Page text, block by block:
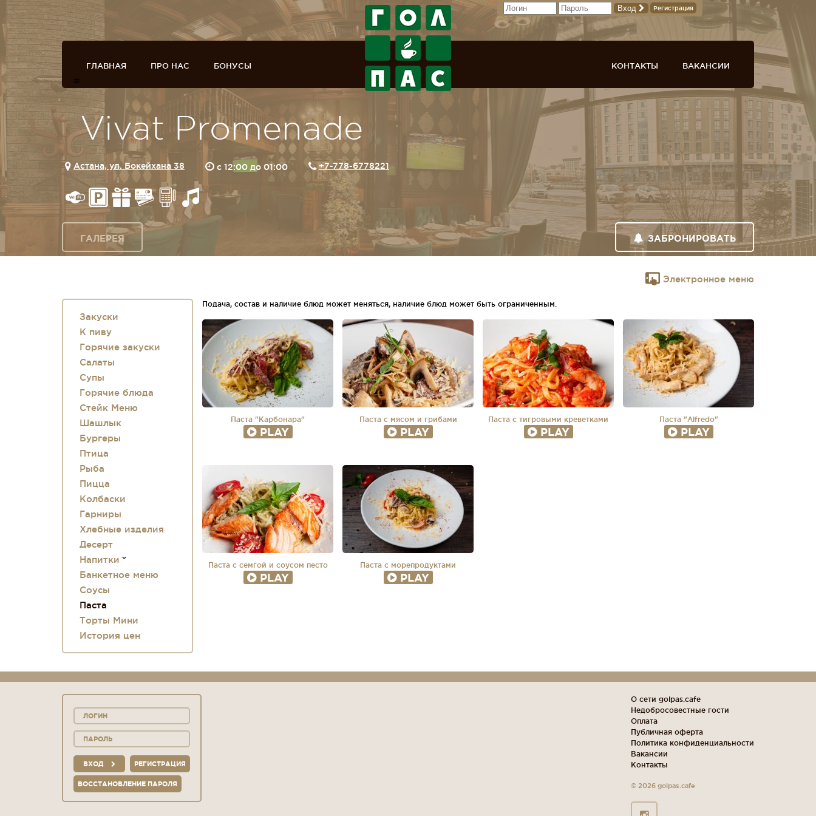
Вход Регистрация
ГЛАВНАЯ ПРО НАС БОНУСЫ ВАКАНСИИ
КОНТАКТЫ
Vivat Promenade
Астана, ул. Бокейхана 38 c 12:00 до 01:00 +7-778-6778221
ГАЛЕРЕЯ ЗАБРОНИРОВАТЬ
Электронное меню
Закуски
К пиву
Горячие закуски
Салаты
Супы
Горячие блюда
Стейк Меню
Шашлык
Бургеры
Птица
Рыба
Пицца
Колбаски
Гарниры
Хлебные изделия
Десерт
Напитки
Банкетное меню
Соусы
Паста
Торты Мини
История цен
Подача, состав и наличие блюд может меняться, наличие блюд может быть ограниченным.
Паста "Карбонара"
PLAY
Паста с мясом и грибами
PLAY
Паста с тигровыми креветками
PLAY
Паста "Alfredo"
PLAY
Паста с семгой и соусом песто
PLAY
Паста с морепродуктами
PLAY
ВХОД РЕГИСТРАЦИЯ
ВОССТАНОВЛЕНИЕ ПАРОЛЯ
О сети golpas.cafe
Недобросовестные гости
Оплата
Публичная оферта
Политика конфиденциальности
Вакансии
Контакты
© 2026 golpas.cafe